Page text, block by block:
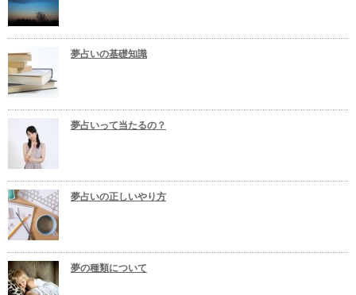
夢占いの基礎知識
夢占いって当たるの？
夢占いの正しいやり方
夢の種類について